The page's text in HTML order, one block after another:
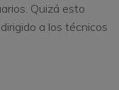
Quizá esto
a los técnicos